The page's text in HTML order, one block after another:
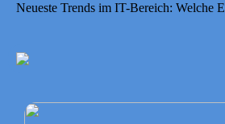
Neueste Trends im IT-Bereich: Welche